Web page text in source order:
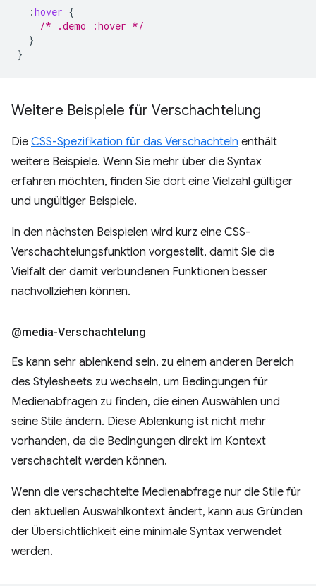
:hover {
/* .demo :hover */
}
}
Weitere Beispiele für Verschachtelung
Die CSS-Spezifikation für das Verschachteln enthält
weitere Beispiele. Wenn Sie mehr über die Syntax
erfahren möchten, finden Sie dort eine Vielzahl gültiger
und ungültiger Beispiele.
In den nächsten Beispielen wird kurz eine CSS-
Verschachtelungsfunktion vorgestellt, damit Sie die
Vielfalt der damit verbundenen Funktionen besser
nachvollziehen können.
@media-Verschachtelung
Es kann sehr ablenkend sein, zu einem anderen Bereich
des Stylesheets zu wechseln, um Bedingungen für
Medienabfragen zu finden, die einen Auswählen und
seine Stile ändern. Diese Ablenkung ist nicht mehr
vorhanden, da die Bedingungen direkt im Kontext
verschachtelt werden können.
Wenn die verschachtelte Medienabfrage nur die Stile für
den aktuellen Auswahlkontext ändert, kann aus Gründen
der Übersichtlichkeit eine minimale Syntax verwendet
werden.